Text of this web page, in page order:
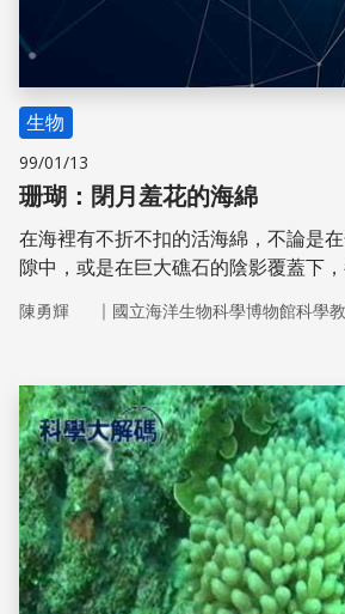
生物
99/01/13
珊瑚：閉月羞花的海綿
在海裡有不折不扣的活海綿，不論是
隙中，或是在巨大礁石的陰影覆蓋下
陳勇輝 ｜ 國立海洋生物科學博物館科學